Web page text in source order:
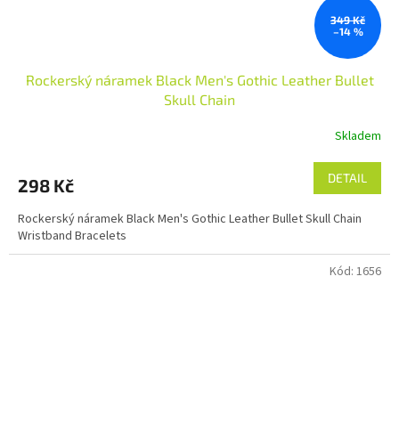
349 Kč
–14 %
Rockerský náramek Black Men's Gothic Leather Bullet
Skull Chain
Skladem
298 Kč DETAIL
Rockerský náramek Black Men's Gothic Leather Bullet Skull Chain
Wristband Bracelets
Kód: 1656